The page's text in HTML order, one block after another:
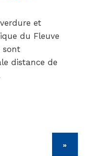
et
du Fleuve
sont
distance de
»